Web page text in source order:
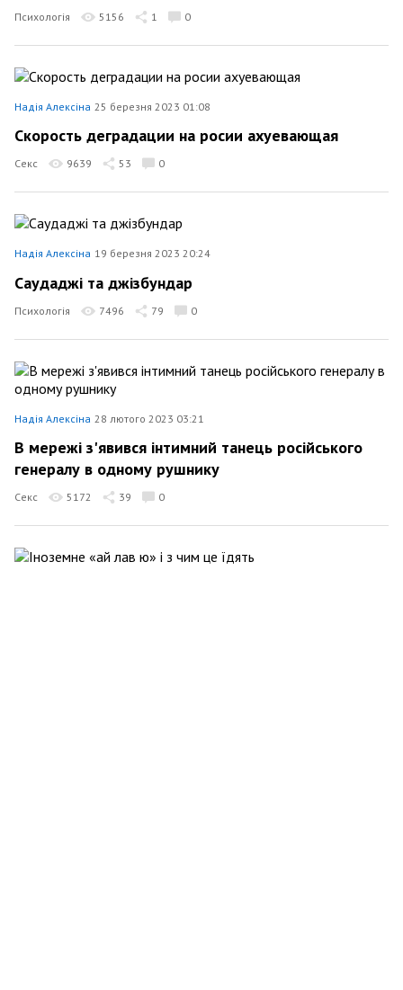
Психологія 5156 1 0
Надія Алексіна 25 березня 2023 01:08
Скорость деградации на росии ахуевающая
Секс 9639 53 0
Надія Алексіна 19 березня 2023 20:24
Саудаджі та джізбундар
Психологія 7496 79 0
Надія Алексіна 28 лютого 2023 03:21
В мережі з'явився інтимний танець російського
генералу в одному рушнику
Секс 5172 39 0